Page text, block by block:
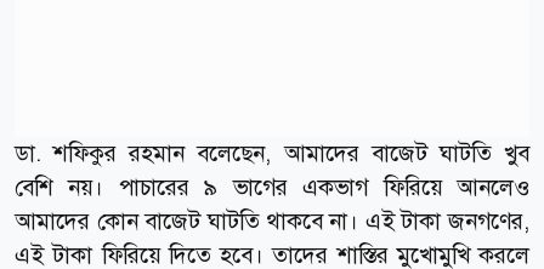
ডা. শফিকুর রহমান বলেছেন, আমাদের বাজেট ঘাটতি খুব
বেশি নয়। পাচারের ৯ ভাগের একভাগ ফিরিয়ে আনলেও
আমাদের কোন বাজেট ঘাটতি থাকবে না। এই টাকা জনগণের,
এই টাকা ফিরিয়ে দিতে হবে। তাদের শাস্তির মুখোমুখি করলে